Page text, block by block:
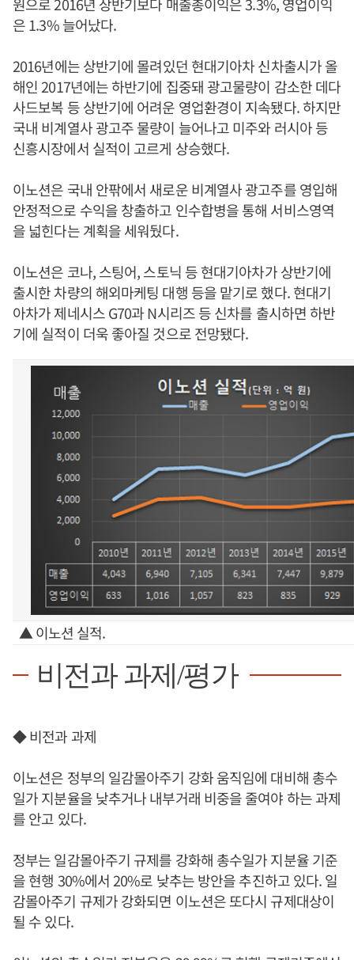
은 1.3% 늘어났다.
2016년에는 상반기에 몰려있던 현대기아차 신차출시가 올
해인 2017년에는 하반기에 집중돼 광고물량이 감소한 데다
사드보복 등 상반기에 어려운 영업환경이 지속됐다. 하지만
국내 비계열사 광고주 물량이 늘어나고 미주와 러시아 등
신흥시장에서 실적이 고르게 상승했다.
이노션은 국내 안팎에서 새로운 비계열사 광고주를 영입해
안정적으로 수익을 창출하고 인수합병을 통해 서비스영역
을 넓힌다는 계획을 세워뒀다.
이노션은 코나, 스팅어, 스토닉 등 현대기아차가 상반기에
출시한 차량의 해외마케팅 대행 등을 맡기로 했다. 현대기
아차가 제네시스 G70과 N시리즈 등 신차를 출시하면 하반
기에 실적이 더욱 좋아질 것으로 전망됐다.
▲ 이노션 실적.
비전과 과제/평가
◆ 비전과 과제
이노션은 정부의 일감몰아주기 강화 움직임에 대비해 총수
일가 지분율을 낮추거나 내부거래 비중을 줄여야 하는 과제
를 안고 있다.
정부는 일감몰아주기 규제를 강화해 총수일가 지분율 기준
을 현행 30%에서 20%로 낮추는 방안을 추진하고 있다. 일
감몰아주기 규제가 강화되면 이노션은 또다시 규제대상이
될 수 있다.